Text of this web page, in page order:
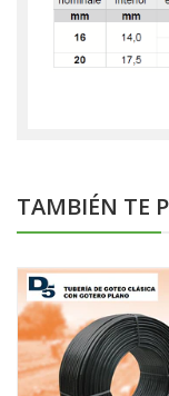
TAMBIÉN TE